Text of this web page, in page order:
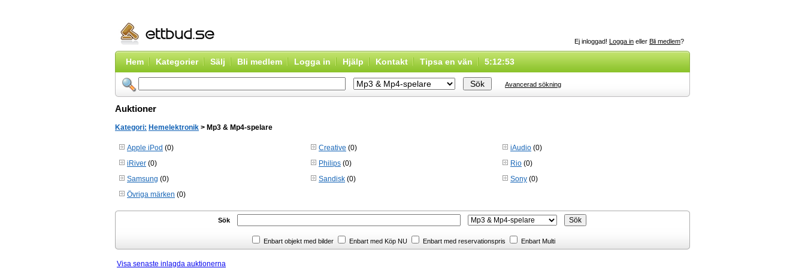
Ej inloggad! Logga in eller Bli medlem?
Hem Kategorier Sälj Bli medlem Logga in Hjälp Kontakt Tipsa en vän 5:12:53
Avancerad sökning
Auktioner
Kategori: Hemelektronik > Mp3 & Mp4-spelare
Apple iPod (0) Creative (0) iAudio (0)
iRiver (0) Philips (0) Rio (0)
Samsung (0) Sandisk (0) Sony (0)
Övriga märken (0)
Sök
Enbart objekt med bilder Enbart med Köp NU Enbart med reservationspris Enbart Multi
Visa senaste inlagda auktionerna